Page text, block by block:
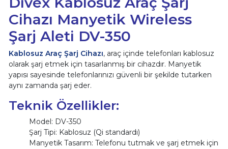
Cihazı Manyetik Wireless
Şarj Aleti DV-350
Kablosuz Araç Şarj Cihazı, araç içinde telefonları kablosuz
olarak şarj etmek için tasarlanmış bir cihazdır. Manyetik
yapısı sayesinde telefonlarınızı güvenli bir şekilde tutarken
aynı zamanda şarj eder.
Teknik Özellikler:
Model: DV-350
Şarj Tipi: Kablosuz (Qi standardı)
Manyetik Tasarım: Telefonu tutmak ve şarj etmek için